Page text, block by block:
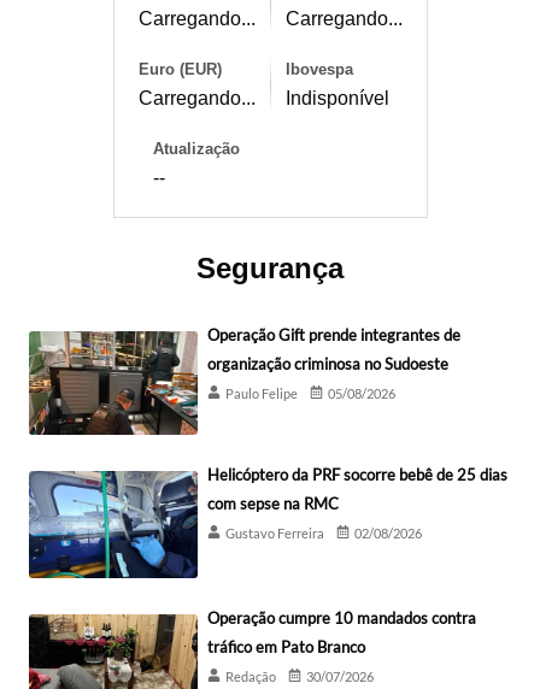
Carregando... Carregando...
Euro (EUR)
Carregando...
Ibovespa
Indisponível
Atualização
--
Segurança
Operação Gift prende integrantes de
organização criminosa no Sudoeste
Paulo Felipe 05/08/2026
Helicóptero da PRF socorre bebê de 25 dias
com sepse na RMC
Gustavo Ferreira 02/08/2026
Operação cumpre 10 mandados contra
tráfico em Pato Branco
Redação 30/07/2026